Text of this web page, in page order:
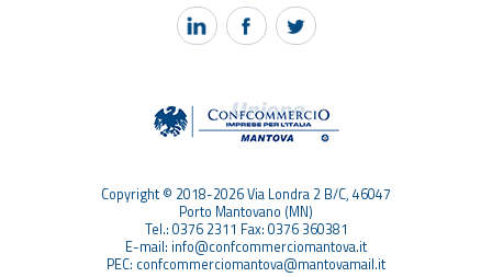
PEC MANTOVA MAIL
Copyright © 2018-2026 Via Londra 2 B/C, 46047
Porto Mantovano (MN)
Tel.: 0376 2311 Fax: 0376 360381
E-mail: info@confcommerciomantova.it
PEC: confcommerciomantova@mantovamail.it